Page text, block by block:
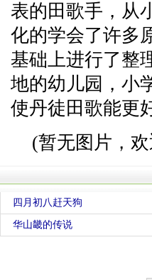
表的田歌手，从
化的学会了许多
基础上进行了整
地的幼儿园，小
使丹徒田歌能更
(暂无图片，
四月初八赶天狗
华山畿的传说